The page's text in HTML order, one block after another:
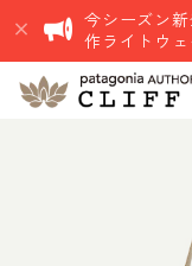
今シーズン
作ライトウ